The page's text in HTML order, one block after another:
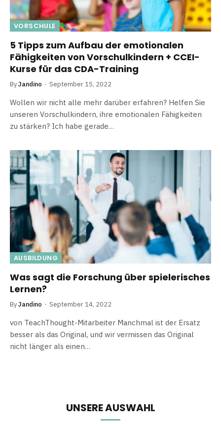
VORSCHULE
5 Tipps zum Aufbau der emotionalen
Fähigkeiten von Vorschulkindern + CCEI-
Kurse für das CDA-Training
ByJandino September 15, 2022
Wollen wir nicht alle mehr darüber erfahren? Helfen Sie
unseren Vorschulkindern, ihre emotionalen Fähigkeiten
zu stärken? Ich habe gerade…
AUSBILDUNG
Was sagt die Forschung über spielerisches
Lernen?
ByJandino September 14, 2022
von TeachThought-Mitarbeiter Manchmal ist der Ersatz
besser als das Original, und wir vermissen das Original
nicht länger als einen…
UNSERE AUSWAHL